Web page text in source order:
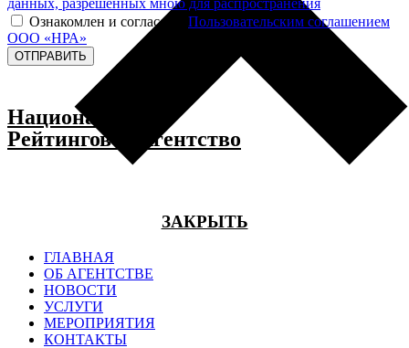
данных, разрешенных мною для распространения
Ознакомлен и согласен с Пользовательским соглашением
ООО «НРА»
ОТПРАВИТЬ
Национальное
Рейтинговое Агентство
ЗАКРЫТЬ
ГЛАВНАЯ
ОБ АГЕНТСТВЕ
НОВОСТИ
УСЛУГИ
МЕРОПРИЯТИЯ
КОНТАКТЫ